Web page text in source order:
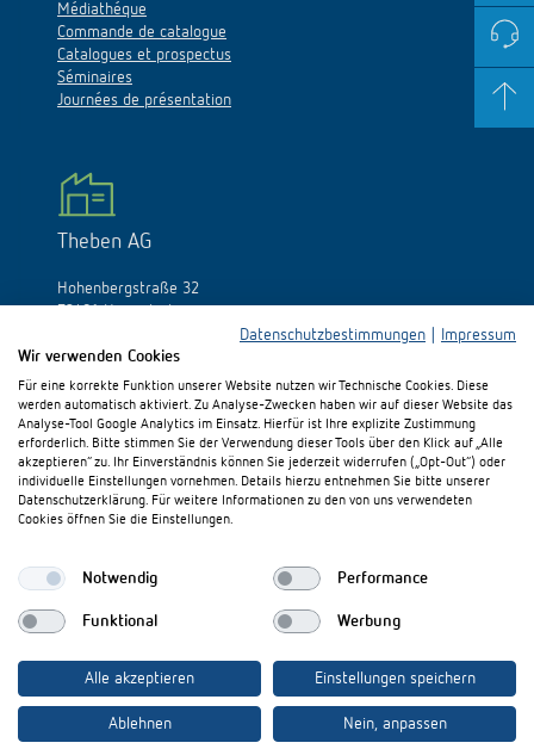
Médiathéque
Commande de catalogue
Catalogues et prospectus
Séminaires
Journées de présentation
Theben AG
Hohenbergstraße 32
Fax: +49 (0)74 74/692-150
E-Mail:info@theben.de
S'il vous plaît visitez-nous sur:
Mentions légales Protection des données
Datenschutzbestimmungen
Impressum
Wir verwenden Cookies
Für eine korrekte Funktion unserer Website nutzen wir Technische Cookies. Diese
werden automatisch aktiviert. Zu Analyse-Zwecken haben wir auf dieser Website das
Analyse-Tool Google Analytics im Einsatz. Hierfür ist Ihre explizite Zustimmung
erforderlich. Bitte stimmen Sie der Verwendung dieser Tools über den Klick auf „Alle
akzeptieren“ zu. Ihr Einverständnis können Sie jederzeit widerrufen („Opt-Out“) oder
individuelle Einstellungen vornehmen. Details hierzu entnehmen Sie bitte unserer
Datenschutzerklärung. Für weitere Informationen zu den von uns verwendeten
Cookies öffnen Sie die Einstellungen.
Notwendig Performance
Funktional Werbung
Alle akzeptieren Einstellungen speichern
Ablehnen Nein, anpassen